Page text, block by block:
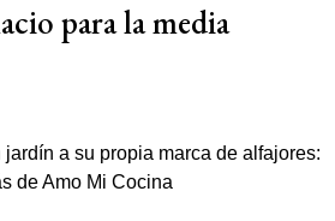
para la media